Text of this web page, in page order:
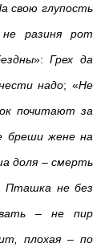
свою глупость
разиня рот
»:Грех да
надо; «Не
почитают за
бреши жене на
доля – смерть
Пташка не без
– не пир
плохая – по